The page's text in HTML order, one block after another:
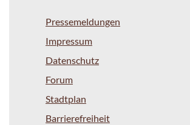
Pressemeldungen
Impressum
Datenschutz
Forum
Stadtplan
Barrierefreiheit